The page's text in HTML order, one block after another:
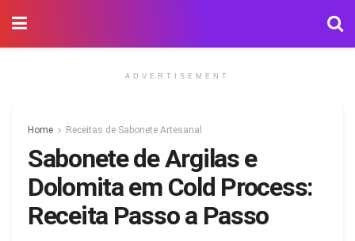
ADVERTISEMENT
Home Receitas de Sabonete Artesanal
Sabonete de Argilas e
Dolomita em Cold Process:
Receita Passo a Passo